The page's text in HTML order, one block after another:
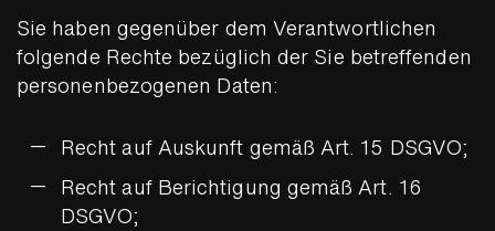
Sie haben gegenüber dem Verantwortlichen
folgende Rechte bezüglich der Sie betreffenden
personenbezogenen Daten:
Recht auf Auskunft gemäß Art. 15 DSGVO;
Recht auf Berichtigung gemäß Art. 16
DSGVO;